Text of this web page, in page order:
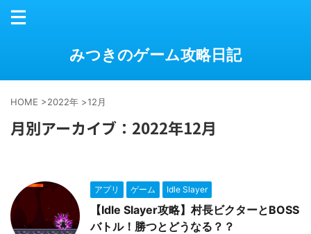
みつきのゲーム攻略日記
HOME >2022年 >12月
月別アーカイブ：2022年12月
アプリ ゲーム Idle Slayer
【Idle Slayer攻略】村長ビクターとBOSS
バトル！勝つとどうなる？？